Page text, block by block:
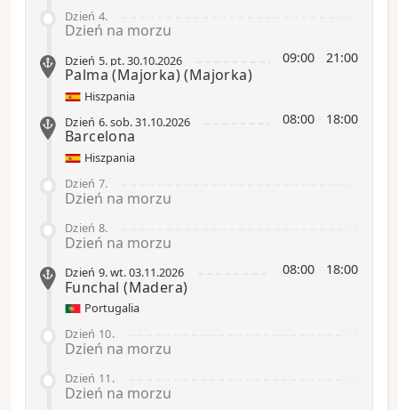
Dzień 4.
Dzień na morzu
09:00 21:00
Dzień 5. pt.30.10.2026
Palma (Majorka)(Majorka)
Hiszpania
08:00 18:00
Dzień 6.sob.31.10.2026
Barcelona
Hiszpania
Dzień 7.
Dzień na morzu
Dzień 8.
Dzień na morzu
08:00 18:00
Dzień 9.wt.03.11.2026
Funchal(Madera)
Portugalia
Dzień 10.
Dzień na morzu
Dzień 11 .
Dzień na morzu